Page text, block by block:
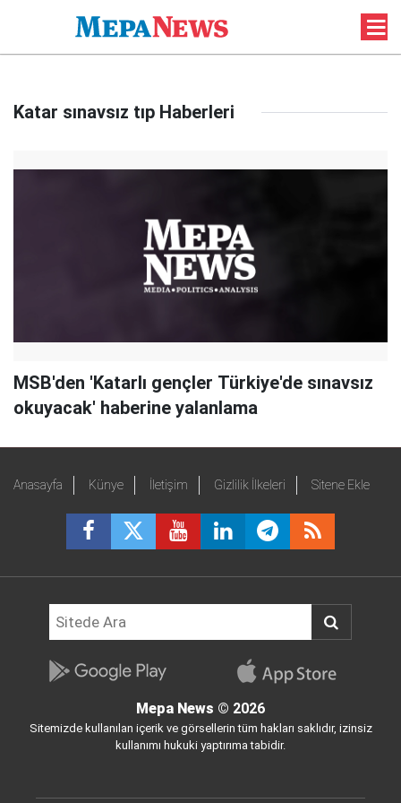
Katar sınavsız tıp Haberleri
MSB'den 'Katarlı gençler Türkiye'de sınavsız
okuyacak' haberine yalanlama
Anasayfa Künye İletişim Gizlilik İlkeleri Sitene Ekle
Mepa News © 2026
Sitemizde kullanılan içerik ve görsellerin tüm hakları saklıdır, izinsiz
kullanımı hukuki yaptırıma tabidir.